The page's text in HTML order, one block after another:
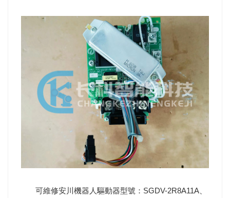
可維修安川機器人驅動器型號：SGDV-2R8A11A、